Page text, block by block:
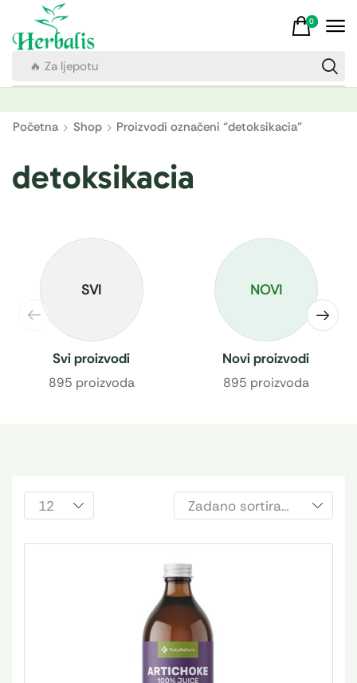
🔥 Za ljepotu
0
Početna Shop Proizvodi označeni “detoksikacia”
detoksikacia
SVI
Svi proizvodi
895 proizvoda
NOVI
Novi proizvodi
895 proizvoda